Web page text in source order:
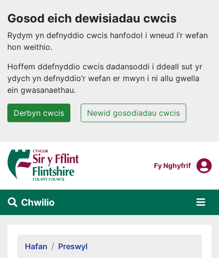
Gosod eich dewisiadau cwcis
Rydym yn defnyddio cwcis hanfodol i wneud i’r wefan
hon weithio.
Hoffem ddefnyddio cwcis dadansoddi i ddeall sut yr
ydych yn defnyddio’r wefan er mwyn i ni allu gwella
ein gwasanaethau.
Derbyn cwcis Newid gosodiadau cwcis
Neidio i'r prif gynnwys
Mewngofnodi I
Fy Nghyfrif
Chwilio
Hafan Preswyl